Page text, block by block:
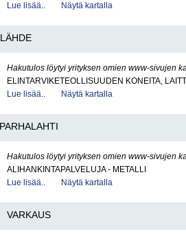
Lue lisää..
Näytä kartalla
Hakutulos löytyi yrityksen omien www-sivujen
ELINTARVIKETEOLLISUUDEN KONEITA,
Lue lisää..
Näytä kartalla
PARHALAHTI
Hakutulos löytyi yrityksen omien www-sivujen
ALIHANKINTAPALVELUJA - METALLI
Lue lisää..
Näytä kartalla
VARKAUS